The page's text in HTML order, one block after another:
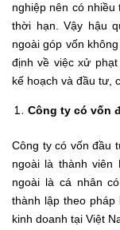
nghiệp nên có
thời hạn. Vậy hậu
ngoài góp vốn
định về việc xử
kế hoạch và đầu tư,
Công ty có vốn
Công ty có vốn đầu
ngoài là thành
ngoài là cá nhân
thành lập theo
kinh doanh tại Việt